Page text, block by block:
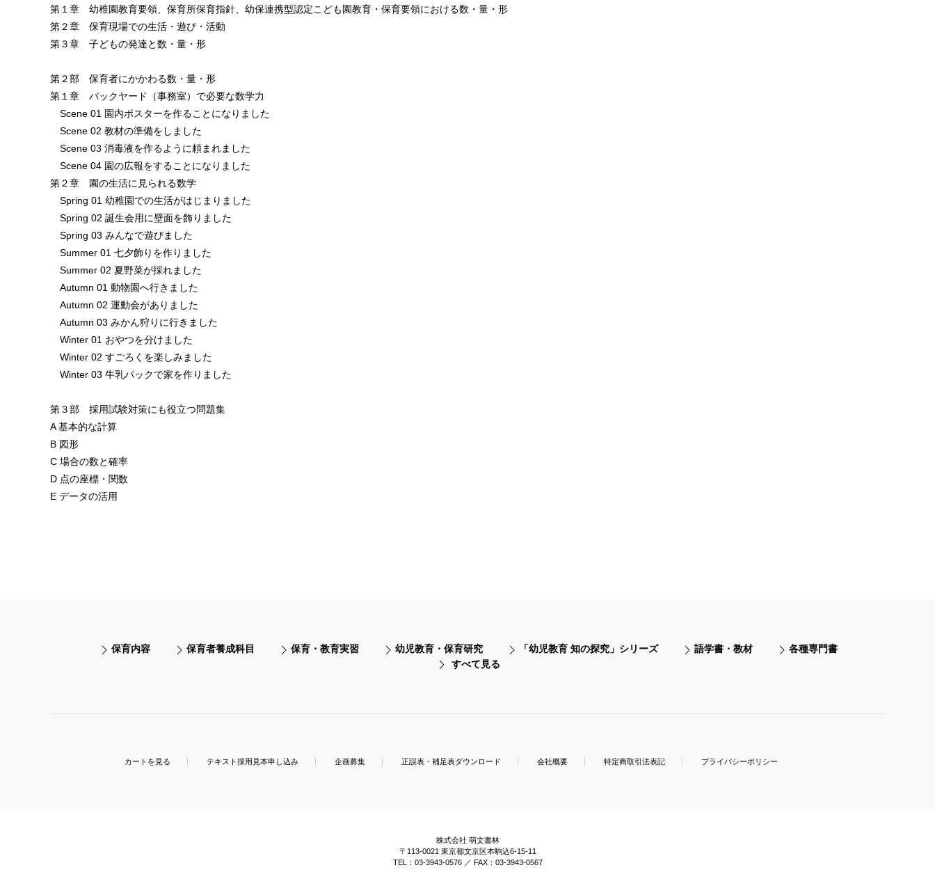
第１章 幼稚園教育要領、保育所保育指針、幼保連携型認定こども園教育・保育要領における数・量・形
第２章 保育現場での生活・遊び・活動
第３章 子どもの発達と数・量・形
第２部 保育者にかかわる数・量・形
第１章 バックヤード（事務室）で必要な数学力
Scene 01 園内ポスターを作ることになりました
Scene 02 教材の準備をしました
Scene 03 消毒液を作るように頼まれました
Scene 04 園の広報をすることになりました
第２章 園の生活に見られる数学
Spring 01 幼稚園での生活がはじまりました
Spring 02 誕生会用に壁面を飾りました
Spring 03 みんなで遊びました
Summer 01 七夕飾りを作りました
Summer 02 夏野菜が採れました
Autumn 01 動物園へ行きました
Autumn 02 運動会がありました
Autumn 03 みかん狩りに行きました
Winter 01 おやつを分けました
Winter 02 すごろくを楽しみました
Winter 03 牛乳パックで家を作りました
第３部 採用試験対策にも役立つ問題集
A 基本的な計算
B 図形
C 場合の数と確率
D 点の座標・関数
E データの活用
保育内容 保育者養成科目 保育・教育実習 幼児教育・保育研究 「幼児教育 知の探究」シリーズ 語学書・教材
各種専門書
すべて見る
カートを見る テキスト採用見本申し込み 企画募集 正誤表・補足表ダウンロード 会社概要 特定商取引法表記 プライバシーポリシー
株式会社 萌文書林
〒113-0021 東京都文京区本駒込6-15-11
TEL：03-3943-0576 ／ FAX：03-3943-0567